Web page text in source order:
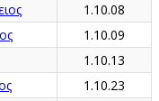
1.10.08
1.10.09
1.10.13
1.10.23